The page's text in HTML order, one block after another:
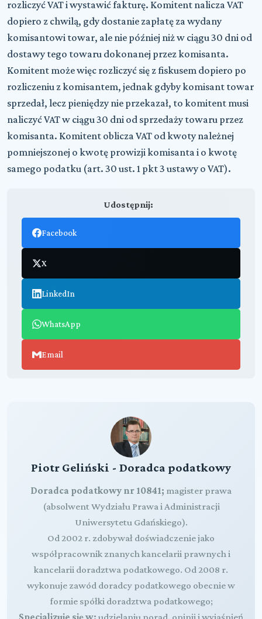
rozliczyć VAT i wystawić fakturę. Komitent nalicza VAT
dopiero z chwilą, gdy dostanie zapłatę za wydany
komisantowi towar, ale nie później niż w ciągu 30 dni od
dostawy tego towaru dokonanej przez komisanta.
Komitent może więc rozliczyć się z fiskusem dopiero po
rozliczeniu z komisantem, jednak gdyby komisant towar
sprzedał, lecz pieniędzy nie przekazał, to komitent musi
naliczyć VAT w ciągu 30 dni od sprzedaży towaru przez
komisanta. Komitent oblicza VAT od kwoty należnej
pomniejszonej o kwotę prowizji komisanta i o kwotę
samego podatku (art. 30 ust. 1 pkt 3 ustawy o VAT).
Udostępnij:
Facebook
X
LinkedIn
WhatsApp
Email
Piotr Geliński - Doradca podatkowy
Doradca podatkowy nr 10841; magister prawa
(absolwent Wydziału Prawa i Administracji
Uniwersytetu Gdańskiego).
Od 2002 r. zdobywał doświadczenie jako
współpracownik znanych kancelarii prawnych i
kancelarii doradztwa podatkowego. Od 2008 r.
wykonuje zawód doradcy podatkowego obecnie w
formie spółki doradztwa podatkowego;
Specjalizuje się w: udzielaniu porad, opinii i wyjaśnień